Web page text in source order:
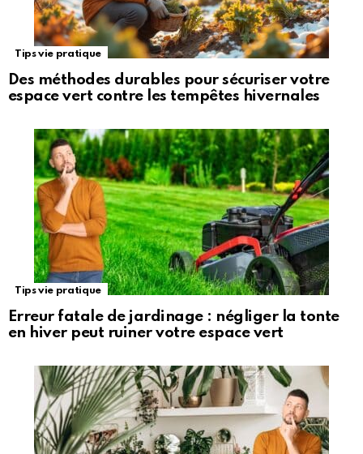
Tips vie pratique
Des méthodes durables pour sécuriser votre
espace vert contre les tempêtes hivernales
Tips vie pratique
Erreur fatale de jardinage : négliger la tonte
en hiver peut ruiner votre espace vert